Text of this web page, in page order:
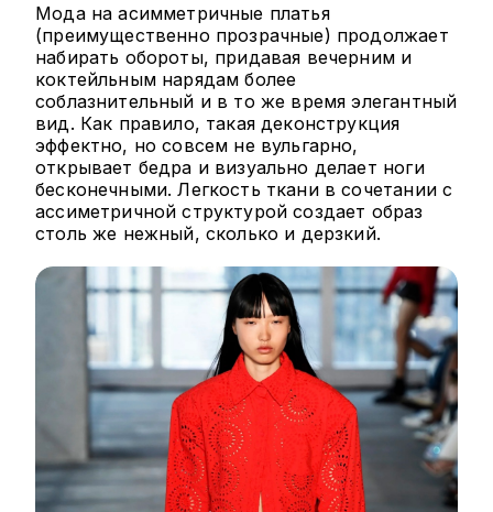
Мода на асимметричные платья
(преимущественно прозрачные) продолжает
набирать обороты, придавая вечерним и
коктейльным нарядам более
соблазнительный и в то же время элегантный
вид. Как правило, такая деконструкция
эффектно, но совсем не вульгарно,
открывает бедра и визуально делает ноги
бесконечными. Легкость ткани в сочетании с
ассиметричной структурой создает образ
столь же нежный, сколько и дерзкий.